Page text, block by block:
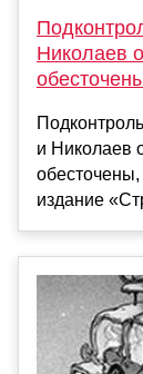
Николаев
и Николаев
издание